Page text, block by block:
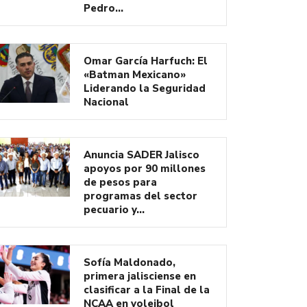
Pedro…
Omar García Harfuch: El
«Batman Mexicano»
Liderando la Seguridad
Nacional
Anuncia SADER Jalisco
apoyos por 90 millones
de pesos para
programas del sector
pecuario y…
Sofía Maldonado,
primera jalisciense en
clasificar a la Final de la
NCAA en voleibol